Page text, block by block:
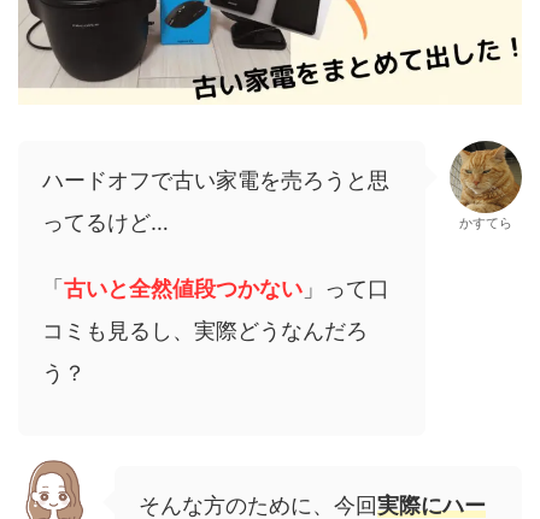
ハードオフで古い家電を売ろうと思
ってるけど…
「 古いと全然値段つかない 」って口
コミも見るし、実際どうなんだろ
う？
かすてら
そんな方のために、今回実際にハー